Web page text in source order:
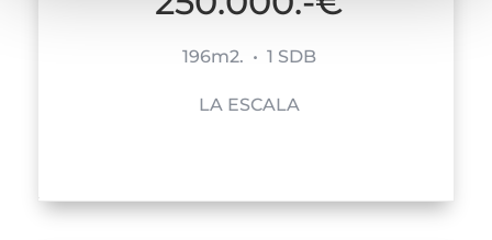
196m2. • 1 SDB
LA ESCALA